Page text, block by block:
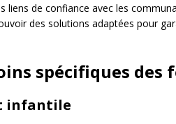
liens de confiance avec les
des solutions adaptées pour
spécifiques des
infantile